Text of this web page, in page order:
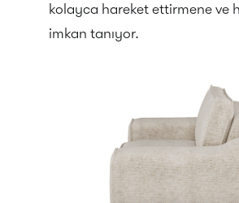
kolayca hareket ettirmene ve
imkan tanıyor.